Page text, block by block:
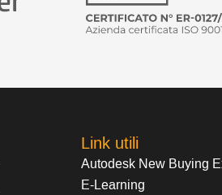
Link utili
Autodesk New Buying
E-Learning